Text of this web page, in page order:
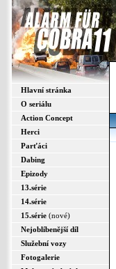
Hlavní stránka
O seriálu
Action Concept
Herci
Parťáci
Dabing
Epizody
13.série
14.série
15.série (nové)
Nejoblíbenější díl
Služební vozy
Fotogalerie